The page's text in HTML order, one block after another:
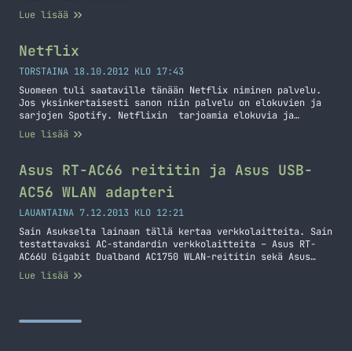
Lue lisää
Netflix
TORSTAINA 18.10.2012 KLO 17:43
Suomeen tuli saataville tänään Netflix niminen palvelu.
Jos yksinkertaisesti sanon niin palvelu on elokuvien ja
sarjojen Spotify. Netflixin tarjoamia elokuvia ja
sarjoja voit katsoa tietokoneella, tableteilla (ainakin
iPad) ja pelikonsoleilla (Xbox, PS3, Wii). Tarkemman
voit nähdä Netflixin omilta sivuilta. Nyt kun
rekisteröidyt niin saat kuukauden ajan käyttää ilmaiseksi
Netflixiä… Jatka lukemista Netflix
Lue lisää
Asus RT-AC66 reititin ja Asus USB-
AC56 WLAN adapteri
LAUANTAINA 7.12.2013 KLO 12:21
Sain Asukselta lainaan tällä kertaa verkkolaitteita. Sain
testattavaksi AC-standardin verkkolaitteita – Asus RT-
AC66U Gigabit Dualband AC1750 WLAN-reititin sekä Asus
USB-AC56 kaksitaajuuksinen N1200 USB3.0 WLAN-adapteri.
Tarkoituksena oli, että vertaan AC-standardin nopeutta
selitettäväksi, mutta sanotaanko näin, että langaton
Lue lisää